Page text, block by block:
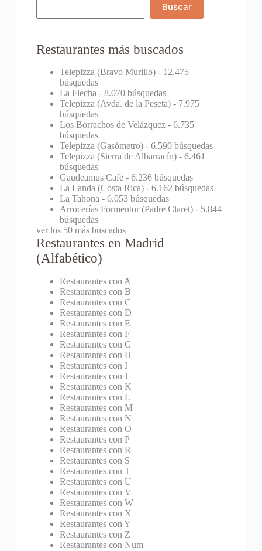
Buscar
Restaurantes más buscados
Telepizza (Bravo Murillo)- 12.475
búsquedas
La Flecha - 8.070 búsquedas
Telepizza (Avda. de la Peseta)- 7.975
búsquedas
Los Borrachos de Velázquez- 6.735
búsquedas
Telepizza (Gasómetro)- 6.590 búsquedas
Telepizza (Sierra de Albarracín)- 6.461
búsquedas
Gaudeamus Café- 6.236 búsquedas
La Landa (Costa Rica)- 6.162 búsquedas
La Tahona - 6.053 búsquedas
Arrocerías Formentor (Padre Claret)- 5.844
búsquedas
ver los 50 más buscados
Restaurantes en Madrid
(Alfabético)
Restaurantes con A
Restaurantes con B
Restaurantes con C
Restaurantes con D
Restaurantes con E
Restaurantes con F
Restaurantes con G
Restaurantes con H
Restaurantes con I
Restaurantes con J
Restaurantes con K
Restaurantes con L
Restaurantes con M
Restaurantes con N
Restaurantes con O
Restaurantes con P
Restaurantes con R
Restaurantes con S
Restaurantes con T
Restaurantes con U
Restaurantes con V
Restaurantes con W
Restaurantes con X
Restaurantes con Y
Restaurantes con Z
Restaurantes con Num